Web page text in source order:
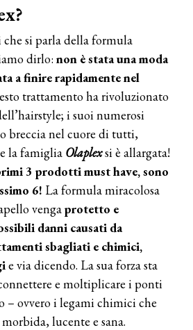
che si parla della formula
dirlo: non è stata una moda
a finire rapidamente nel
trattamento ha rivoluzionato
i suoi numerosi
breccia nel cuore di tutti,
la famiglia Olaplexsi è allargata!
3 prodotti must have, sono
6! La formula miracolosa
vengaprotetto e
danni causati da
sbagliati e chimici,
e via dicendo. La sua forza sta
e moltiplicare i ponti
– ovvero i legami chimici che
lucente e sana.